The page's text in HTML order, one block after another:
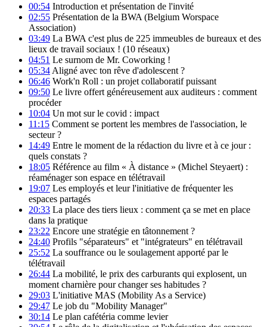
00:54 Introduction et présentation de l'invité
02:55 Présentation de la BWA (Belgium Worspace
Association)
03:49 La BWA c'est plus de 225 immeubles de bureaux et des
lieux de travail sociaux ! (10 réseaux)
04:51 Le surnom de Mr. Coworking !
05:34 Aligné avec ton rêve d'adolescent ?
06:46 Work'n Roll : un projet collaboratif puissant
09:50 Le livre offert généreusement aux auditeurs : comment
procéder
10:04 Un mot sur le covid : impact
11:15 Comment se portent les membres de l'association, le
secteur ?
14:49 Entre le moment de la rédaction du livre et à ce jour :
quels constats ?
18:05 Référence au film « À distance » (Michel Steyaert) :
réaménager son espace en télétravail
19:07 Les employés et leur l'initiative de fréquenter les
espaces partagés
20:33 La place des tiers lieux : comment ça se met en place
dans la pratique
23:22 Encore une stratégie en tâtonnement ?
24:40 Profils "séparateurs" et "intégrateurs" en télétravail
25:52 La souffrance ou le soulagement apporté par le
télétravail
26:44 La mobilité, le prix des carburants qui explosent, un
moment charnière pour changer ses habitudes ?
29:03 L'initiative MAS (Mobility As a Service)
29:47 Le job du "Mobility Manager"
30:14 Le plan cafétéria comme levier